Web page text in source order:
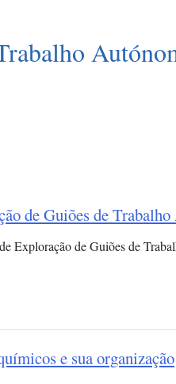
de Guiões de
Exploração de Guiões de
e sua organização​